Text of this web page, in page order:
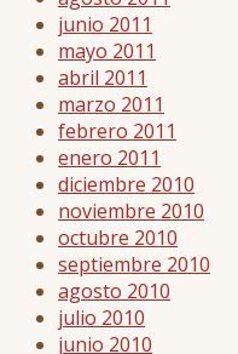
junio 2011
mayo 2011
abril 2011
marzo 2011
febrero 2011
enero 2011
diciembre 2010
noviembre 2010
octubre 2010
septiembre 2010
agosto 2010
julio 2010
junio 2010